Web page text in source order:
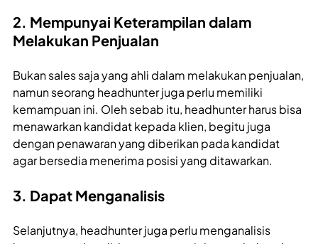
2. Mempunyai Keterampilan dalam
Melakukan Penjualan
Bukan sales saja yang ahli dalam melakukan penjualan,
namun seorang headhunter juga perlu memiliki
kemampuan ini. Oleh sebab itu, headhunter harus bisa
menawarkan kandidat kepada klien, begitu juga
dengan penawaran yang diberikan pada kandidat
agar bersedia menerima posisi yang ditawarkan.
3. Dapat Menganalisis
Selanjutnya, headhunter juga perlu menganalisis